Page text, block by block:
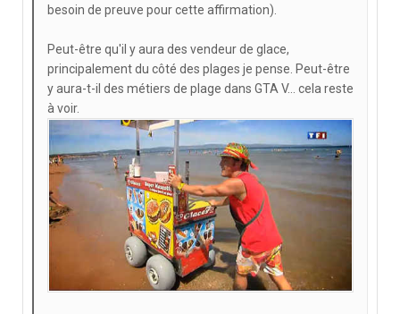
besoin de preuve pour cette affirmation).
Peut-être qu'il y aura des vendeur de glace,
principalement du côté des plages je pense. Peut-être
y aura-t-il des métiers de plage dans GTA V... cela reste
à voir.